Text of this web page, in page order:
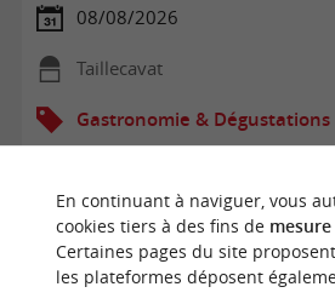
08/08/2026
Taillecavat
Gastronomie & Dégustations
En continuant à naviguer, vous
cookies tiers à des fins de
Certaines pages du site
les plateformes déposent